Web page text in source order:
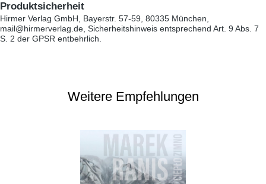
Produktsicherheit
Hirmer Verlag GmbH, Bayerstr. 57-59, 80335 München,
mail@hirmerverlag.de, Sicherheitshinweis entsprechend Art. 9 Abs. 7
S. 2 der GPSR entbehrlich.
Weitere Empfehlungen